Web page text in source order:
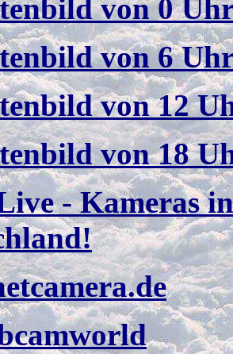
von 0
von 6
von 12
von 18
- Kameras